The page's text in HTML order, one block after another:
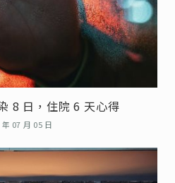
8 日，住院 6 天心得
07 月 05 日